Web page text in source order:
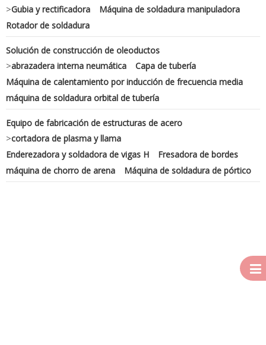
>Gubia y rectificadora
Máquina de soldadura manipuladora
Rotador de soldadura
Solución de construcción de oleoductos
>abrazadera interna neumática
Capa de tubería
Máquina de calentamiento por inducción de frecuencia media
máquina de soldadura orbital de tubería
Equipo de fabricación de estructuras de acero
>cortadora de plasma y llama
Enderezadora y soldadora de vigas H
Fresadora de bordes
máquina de chorro de arena
Máquina de soldadura de pórtico